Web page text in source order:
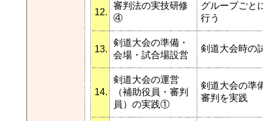
12.
審判法の実技研修
④
グループごと
行う
13.
剣道大会の準備・
会場・試合場設営
剣道大会時の
14.
剣道大会の運営
（補助役員・審判
員）の実践①
剣道大会の準
審判を実践